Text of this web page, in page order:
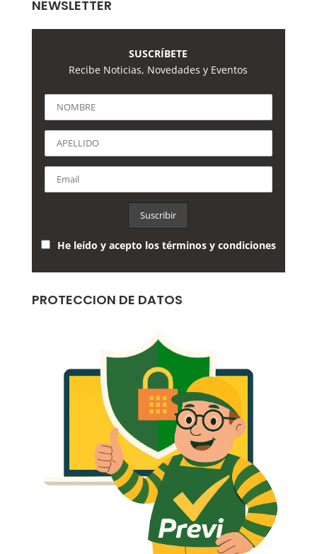
NEWSLETTER
SUSCRÍBETE
Recibe Noticias, Novedades y Eventos
He leído y acepto los términos y condiciones
PROTECCION DE DATOS